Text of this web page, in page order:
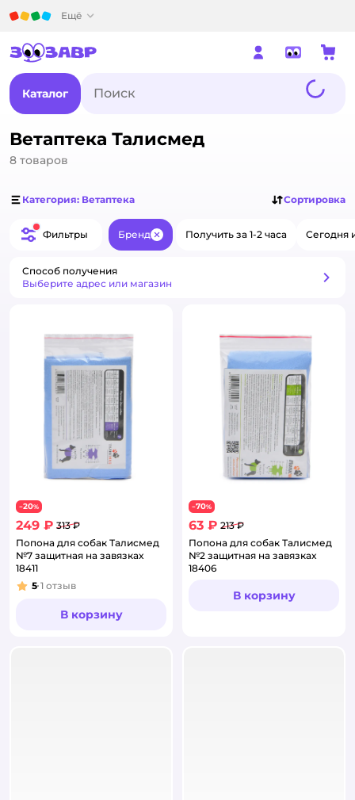
Ещё
Каталог
Ветаптека Талисмед
8 товаров
Категория: Ветаптека Сортировка
Фильтры Бренд ЗакрытьПолучить за 1-2 часа Сегодня
Способ получения
Выберите адрес или магазин
−20%
249 ₽ 313 ₽
Попона для собак Талисмед
№7 защитная на завязках
18411
Рейтинг:
5 1 отзыв
В корзину
−70%
63 ₽ 213 ₽
Попона для собак Талисмед
№2 защитная на завязках
18406
В корзину